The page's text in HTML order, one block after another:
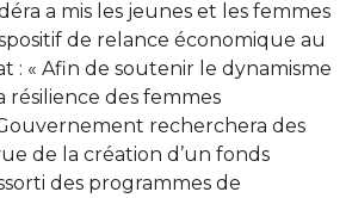
a mis les jeunes et les femmes
de relance économique au
: « Afin de soutenir le dynamisme
résilience des femmes
recherchera des
de la création d’un fonds
des programmes de